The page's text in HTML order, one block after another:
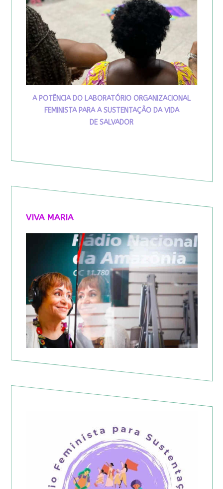
A POTÊNCIA DO LABORATÓRIO ORGANIZACIONAL
FEMINISTA PARA A SUSTENTAÇÃO DA VIDA
DE SALVADOR
VIVA MARIA